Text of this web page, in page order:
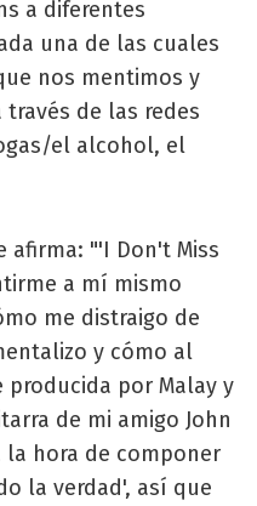
a diferentes
una de las cuales
nos mentimos y
través de las redes
el alcohol, el
afirma: "'I Don't Miss
a mí mismo
me distraigo de
y cómo al
por Malay y
de mi amigo John
la hora de componer
la verdad', así que